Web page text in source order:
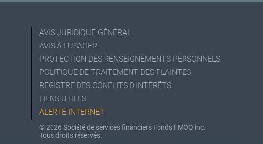
AVIS JURIDIQUE GÉNÉRAL
AVIS À L'USAGER
PROTECTION DES RENSEIGNEMENTS PERSONNELS
POLITIQUE DE TRAITEMENT DES PLAINTES
REGISTRE DES CONFLITS D'INTÉRÊTS
LIENS UTILES
ALERTE INTERNET
© 2026 Société de services financiers Fonds FMOQ inc.
Tous droits réservés.